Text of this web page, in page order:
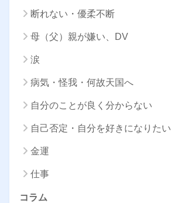
断れない・優柔不断
母（父）親が嫌い、DV
涙
病気・怪我・何故天国へ
自分のことが良く分からない
自己否定・自分を好きになりたい
金運
仕事
コラム